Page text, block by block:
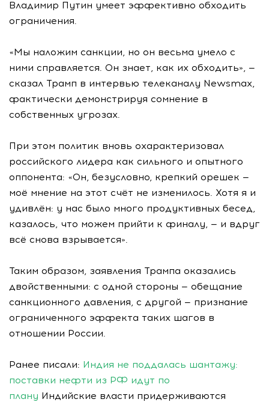
Владимир Путин умеет эффективно обходить
ограничения.
«Мы наложим санкции, но он весьма умело с
ними справляется. Он знает, как их обходить», —
сказал Трамп в интервью телеканалу Newsmax,
фактически демонстрируя сомнение в
собственных угрозах.
При этом политик вновь охарактеризовал
российского лидера как сильного и опытного
оппонента: «Он, безусловно, крепкий орешек —
моё мнение на этот счёт не изменилось. Хотя я и
удивлён: у нас было много продуктивных бесед,
казалось, что можем прийти к финалу, — и вдруг
всё снова взрывается».
Таким образом, заявления Трампа оказались
двойственными: с одной стороны — обещание
санкционного давления, с другой — признание
ограниченного эффекта таких шагов в
отношении России.
Ранее писали: Индия не поддалась шантажу:
поставки нефти из РФ идут по
плану Индийские власти придерживаются